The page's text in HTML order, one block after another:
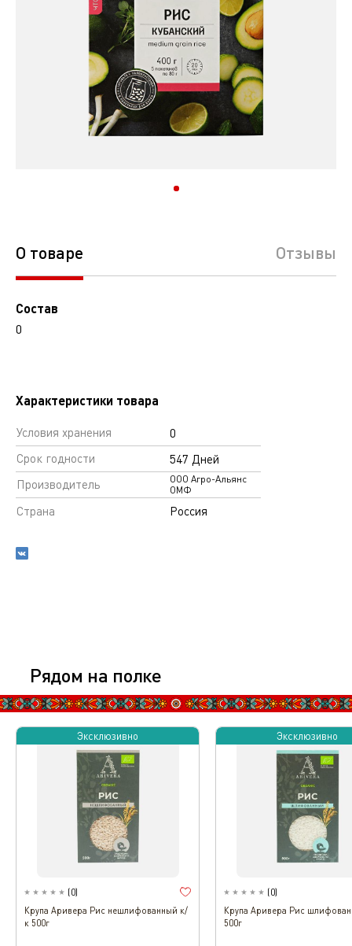
О товаре Отзывы
Состав
0
Характеристики товара
Условия хранения
0
Срок годности
547 Дней
Производитель
ООО Агро-Альянс
ОМФ
Страна Россия
Рядом на полке
Эксклюзивно
(0)
Крупа Аривера Рис нешлифованный к/
к 500г
Эксклюзивно
(0)
Крупа Аривера Рис
500г